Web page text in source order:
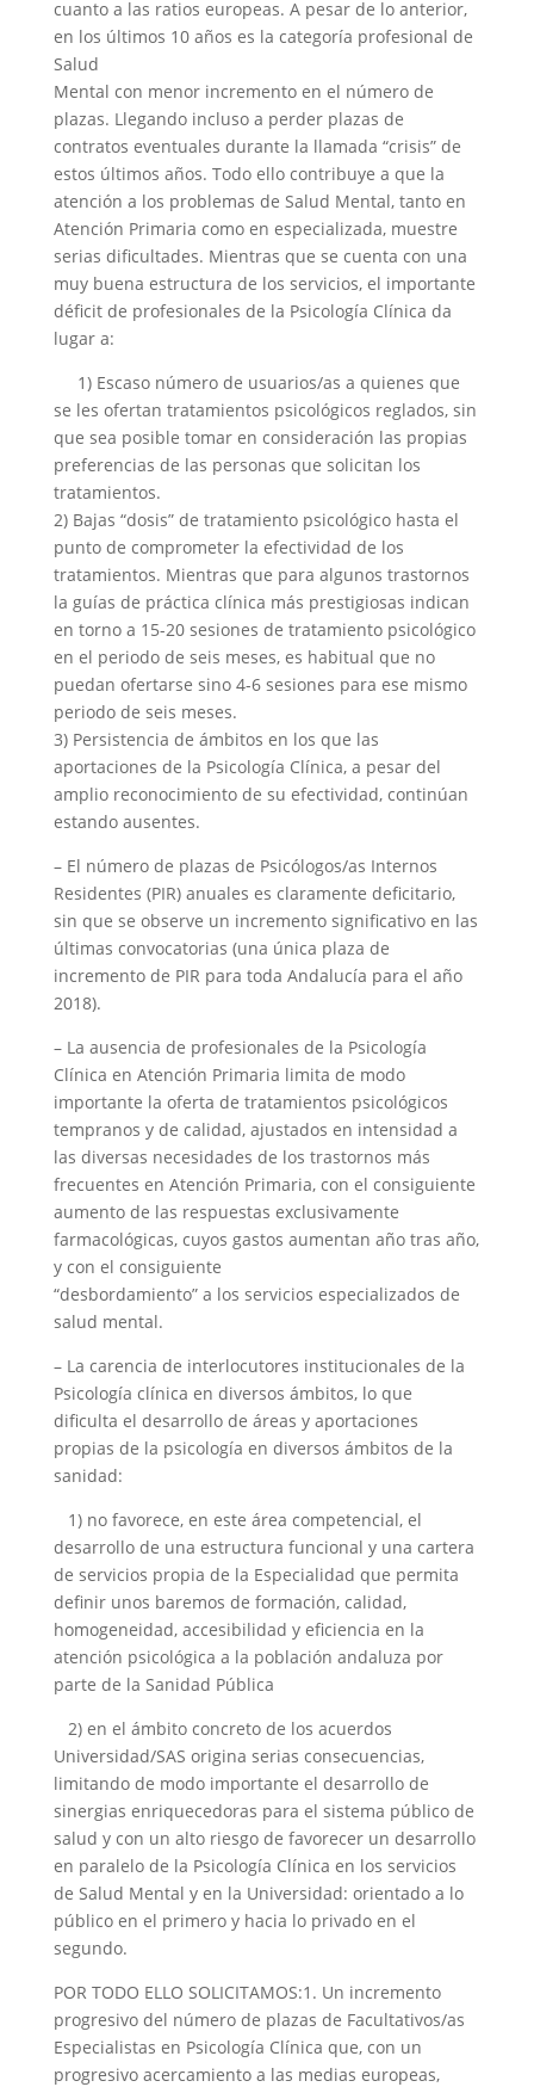
cuanto a las ratios europeas. A pesar de lo anterior,
en los últimos 10 años es la categoría profesional de
Salud
Mental con menor incremento en el número de
plazas. Llegando incluso a perder plazas de
contratos eventuales durante la llamada “crisis” de
estos últimos años. Todo ello contribuye a que la
atención a los problemas de Salud Mental, tanto en
Atención Primaria como en especializada, muestre
serias dificultades. Mientras que se cuenta con una
muy buena estructura de los servicios, el importante
déficit de profesionales de la Psicología Clínica da
lugar a:
1) Escaso número de usuarios/as a quienes que
se les ofertan tratamientos psicológicos reglados, sin
que sea posible tomar en consideración las propias
preferencias de las personas que solicitan los
tratamientos.
2) Bajas “dosis” de tratamiento psicológico hasta el
punto de comprometer la efectividad de los
tratamientos. Mientras que para algunos trastornos
la guías de práctica clínica más prestigiosas indican
en torno a 15-20 sesiones de tratamiento psicológico
en el periodo de seis meses, es habitual que no
puedan ofertarse sino 4-6 sesiones para ese mismo
periodo de seis meses.
3) Persistencia de ámbitos en los que las
aportaciones de la Psicología Clínica, a pesar del
amplio reconocimiento de su efectividad, continúan
estando ausentes.
– El número de plazas de Psicólogos/as Internos
Residentes (PIR) anuales es claramente deficitario,
sin que se observe un incremento significativo en las
últimas convocatorias (una única plaza de
incremento de PIR para toda Andalucía para el año
2018).
– La ausencia de profesionales de la Psicología
Clínica en Atención Primaria limita de modo
importante la oferta de tratamientos psicológicos
tempranos y de calidad, ajustados en intensidad a
las diversas necesidades de los trastornos más
frecuentes en Atención Primaria, con el consiguiente
aumento de las respuestas exclusivamente
farmacológicas, cuyos gastos aumentan año tras año,
y con el consiguiente
“desbordamiento” a los servicios especializados de
salud mental.
– La carencia de interlocutores institucionales de la
Psicología clínica en diversos ámbitos, lo que
dificulta el desarrollo de áreas y aportaciones
propias de la psicología en diversos ámbitos de la
sanidad:
1) no favorece, en este área competencial, el
desarrollo de una estructura funcional y una cartera
de servicios propia de la Especialidad que permita
definir unos baremos de formación, calidad,
homogeneidad, accesibilidad y eficiencia en la
atención psicológica a la población andaluza por
parte de la Sanidad Pública
2) en el ámbito concreto de los acuerdos
Universidad/SAS origina serias consecuencias,
limitando de modo importante el desarrollo de
sinergias enriquecedoras para el sistema público de
salud y con un alto riesgo de favorecer un desarrollo
en paralelo de la Psicología Clínica en los servicios
de Salud Mental y en la Universidad: orientado a lo
público en el primero y hacia lo privado en el
segundo.
POR TODO ELLO SOLICITAMOS:1. Un incremento
progresivo del número de plazas de Facultativos/as
Especialistas en Psicología Clínica que, con un
progresivo acercamiento a las medias europeas,